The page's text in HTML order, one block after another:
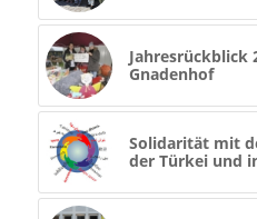
Jahresrückblick
Gnadenhof
Solidarität mit
der Türkei und